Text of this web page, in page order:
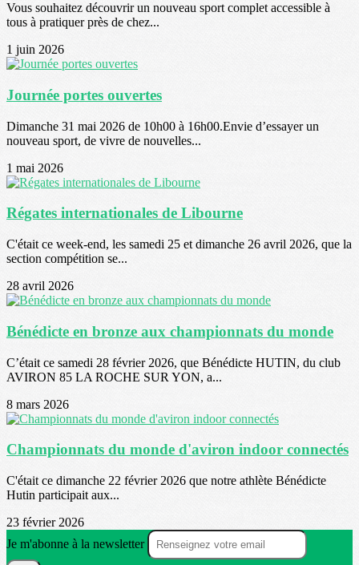
Vous souhaitez découvrir un nouveau sport complet accessible à
tous à pratiquer près de chez...
1 juin 2026
Journée portes ouvertes
Dimanche 31 mai 2026 de 10h00 à 16h00.Envie d’essayer un
nouveau sport, de vivre de nouvelles...
1 mai 2026
Régates internationales de Libourne
C'était ce week-end, les samedi 25 et dimanche 26 avril 2026, que la
section compétition se...
28 avril 2026
Bénédicte en bronze aux championnats du monde
C’était ce samedi 28 février 2026, que Bénédicte HUTIN, du club
AVIRON 85 LA ROCHE SUR YON, a...
8 mars 2026
Championnats du monde d'aviron indoor connectés
C'était ce dimanche 22 février 2026 que notre athlète Bénédicte
Hutin participait aux...
23 février 2026
Je m'abonne à la newsletter